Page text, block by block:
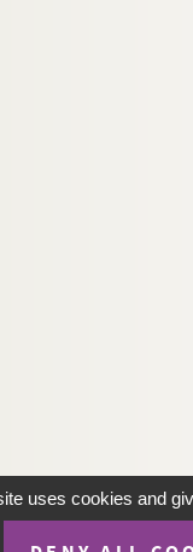
uses cookies and